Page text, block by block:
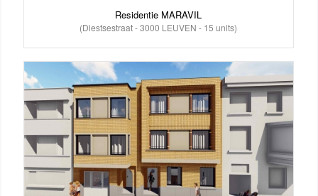
Residentie MARAVIL
(Diestsestraat - 3000 LEUVEN - 15 units)